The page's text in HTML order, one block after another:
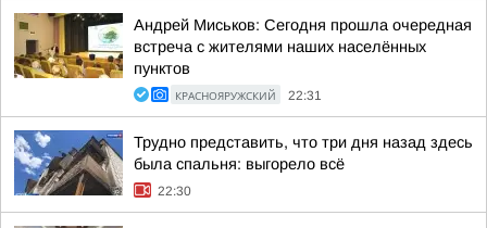
Андрей Миськов: Сегодня прошла очередная
встреча с жителями наших населённых
пунктов
КРАСНОЯРУЖСКИЙ 22:31
Трудно представить, что три дня назад здесь
была спальня: выгорело всё
22:30